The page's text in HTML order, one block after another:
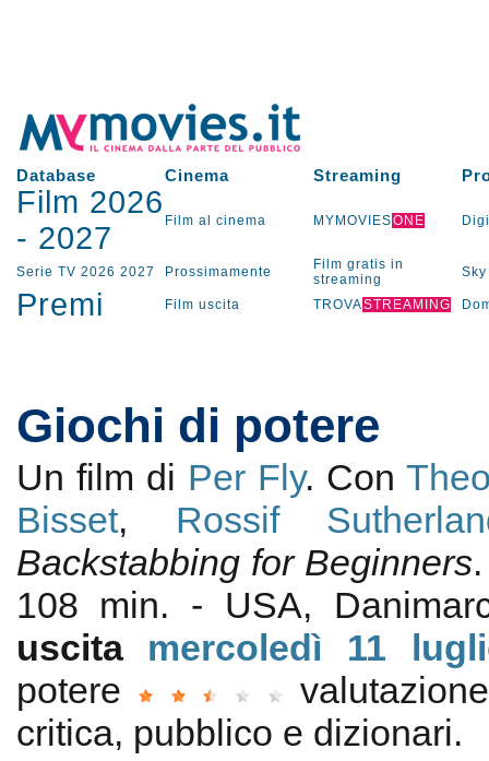
Database Cinema Streaming
Film 2026
- 2027 Film al cinema MYMOVIESONE
Serie TV 2026 2027 Prossimamente
Film gratis in
streaming
Sky
Premi Film uscita TROVASTREAMING
Giochi di potere
Un film di Per Fly. Con
Bisset, Rossif
Backstabbing for Beginners
108 min. - USA,
uscita mercoledì 11
potere
critica, pubblico e dizionari.